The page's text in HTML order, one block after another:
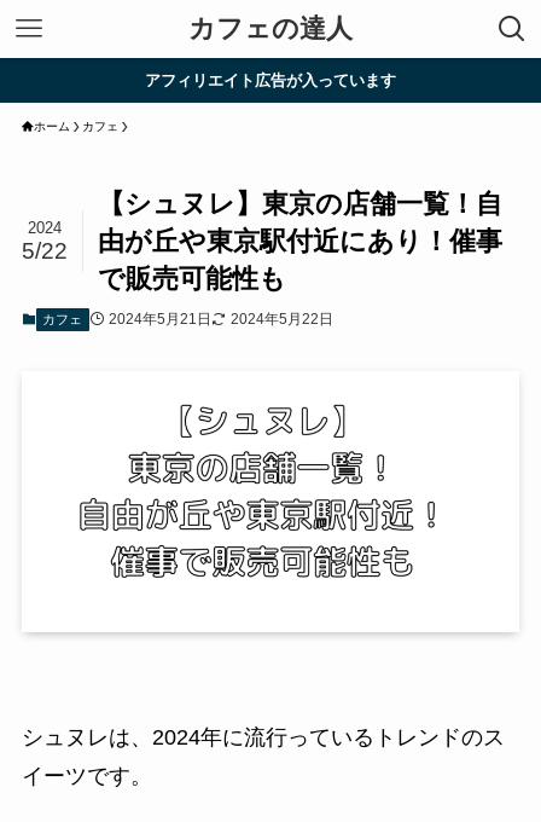
カフェの達人
アフィリエイト広告が入っています
ホーム カフェ
【シュヌレ】東京の店舗一覧！自
由が丘や東京駅付近にあり！催事
で販売可能性も
2024
5/22
カフェ 2024年5月21日 2024年5月22日
シュヌレは、2024年に流行っているトレンドのス
イーツです。